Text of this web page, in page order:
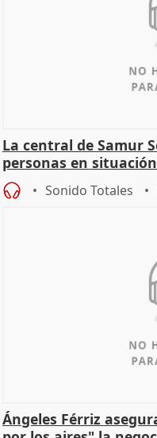
La central de Samur
personas en
de Calor
Sonido Totales
Ángeles Férriz